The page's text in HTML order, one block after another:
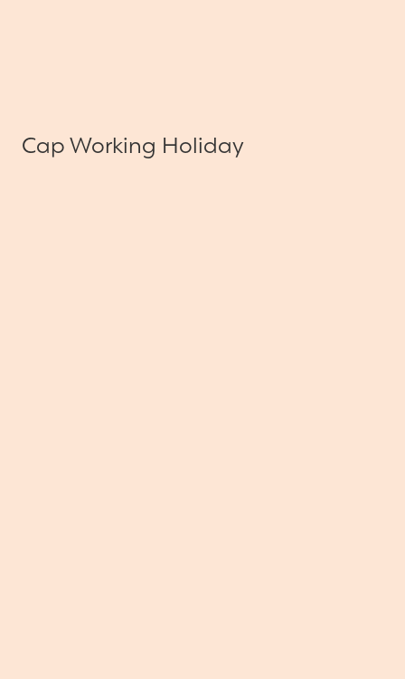
Cap Working Holiday